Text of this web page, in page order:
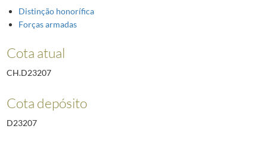
Distinção honorífica
Forças armadas
Cota atual
CH.D23207
Cota depósito
D23207